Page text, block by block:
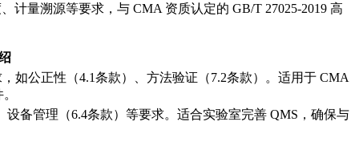
计量溯源等要求，与 CMA 资质认定的 GB/T 27025-2019 高
如公正性（4.1条款）、方法验证（7.2条款）。适用于 CMA
备管理（6.4条款）等要求。适合实验室完善 QMS，确保与